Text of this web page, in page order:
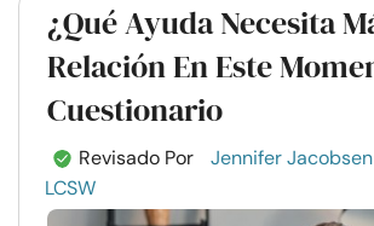
¿Qué Ayuda Necesita
Relación En Este
Cuestionario
Revisado Por
Jennifer
LCSW